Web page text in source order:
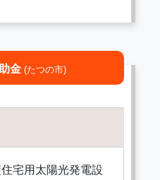
金 (たつの市)
宅用太陽光発電設